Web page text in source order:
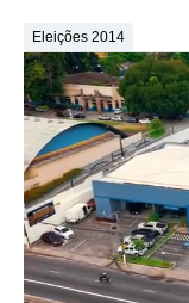
Eleições 2014